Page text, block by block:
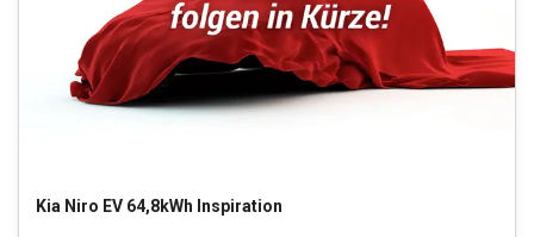
Kia Niro EV 64,8kWh Inspiration